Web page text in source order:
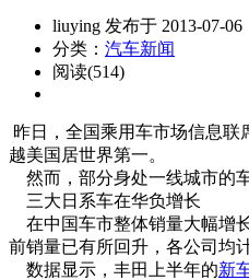
liuying 发布于 2013-07-06
分类： 汽车新闻
阅读(514)
昨日，全国乘用车市场信息联
越美国居世界第一。
然而，部分身处一线城市的
三大日系车在华负增长
在中国车市整体销量大幅增
前销量已有所回升，各公司均
数据显示，丰田上半年的新